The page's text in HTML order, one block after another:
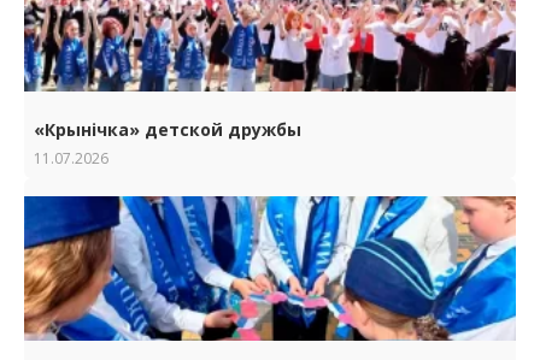
«Крынічка» детской дружбы
11.07.2026